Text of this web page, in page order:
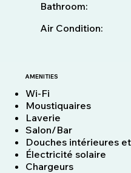
Bathroom:
Air Condition:
AMENITIES
Wi-Fi
Moustiquaires
Laverie
Salon/Bar
Douches intérieures
Électricité solaire
Chargeurs